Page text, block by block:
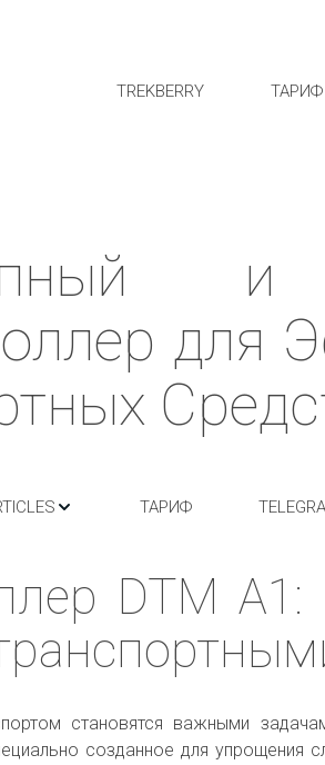
TREKBERRY ТАРИФ
и
для
ТАРИФ
DTM
становятся важными
созданное для упрощения